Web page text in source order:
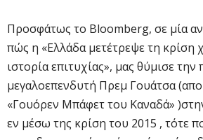
Προσφάτως το Bloomberg, σε μία
πώς η «Ελλάδα μετέτρεψε τη κρίση
ιστορία επιτυχίας», μας θύμισε
μεγαλοεπενδυτή Πρεμ Γουάτσα
«Γουόρεν Μπάφετ του Καναδά»
εν μέσω της κρίση του 2015 , τότε